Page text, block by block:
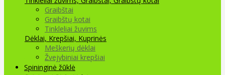
Graibštai
Graibštų kotai
Tinkleliai žuvims
Dėklai, Krepšiai, Kuprinės
Meškerių dėklai
Žvejybiniai krepšiai
Spininginė žūklė